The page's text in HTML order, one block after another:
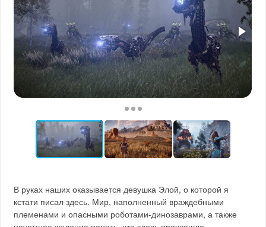
В руках наших оказывается девушка Элой, о которой я
кстати писал здесь. Мир, наполненный враждебными
племенами и опасными роботами-динозаврами, а также